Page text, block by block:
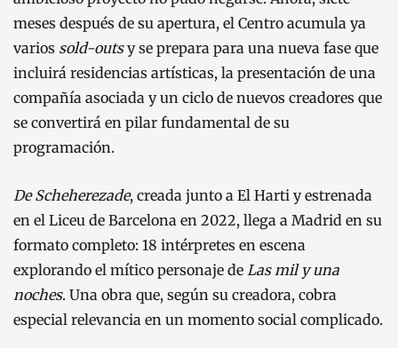
meses después de su apertura, el Centro acumula ya
varios sold-outsy se prepara para una nueva fase que
incluirá residencias artísticas, la presentación de una
compañía asociada y un ciclo de nuevos creadores que
se convertirá en pilar fundamental de su
programación.
De Scheherezade, creada junto a El Harti y estrenada
en el Liceu de Barcelona en 2022, llega a Madrid en su
formato completo: 18 intérpretes en escena
explorando el mítico personaje de Las mil y una
noches. Una obra que, según su creadora, cobra
especial relevancia en un momento social complicado.